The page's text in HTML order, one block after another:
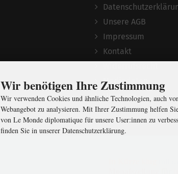
Unsere AGB
Impressum
Kontakt
Mediadaten
Über uns
Wir benötigen Ihre Zustimmung
Wir verwenden Cookies und ähnliche Technologien, auch
Webangebot zu analysieren. Mit Ihrer Zustimmung helfen
von Le Monde diplomatique für unsere User:innen zu
finden Sie in unserer Datenschutzerklärung.